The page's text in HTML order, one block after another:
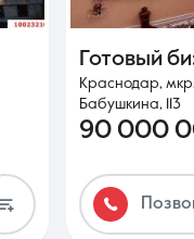
Готовый
Краснодар,
Бабушкина, 113
90 000